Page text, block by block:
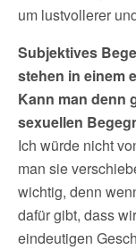
um lustvollerer
Subjektives
stehen in einem
Kann man denn
sexuellen
Ich würde nicht
man sie
wichtig, denn
dafür gibt, dass
eindeutigen